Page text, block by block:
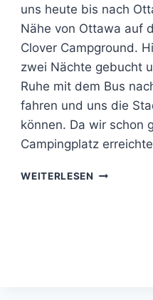
uns heute bis nach
Nähe von Ottawa auf
Clover Campground.
zwei Nächte gebucht
Ruhe mit dem Bus
fahren und uns die
können. Da wir schon
Campingplatz
WEITERLESEN KANADA